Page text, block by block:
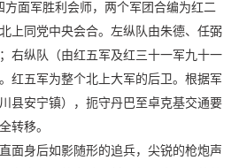
方面军胜利会师，两个军团合编为红二
上同党中央会合。左纵队由朱德、任弼
右纵队（由红五军及红三十一军九十一
红五军为整个北上大军的后卫。根据军
县安宁镇），扼守丹巴至卓克基交通要
转移。
面身后如影随形的追兵，尖锐的枪炮声